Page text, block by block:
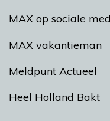
MAX op sociale
MAX vakantieman
Meldpunt Actueel
Heel Holland Bakt